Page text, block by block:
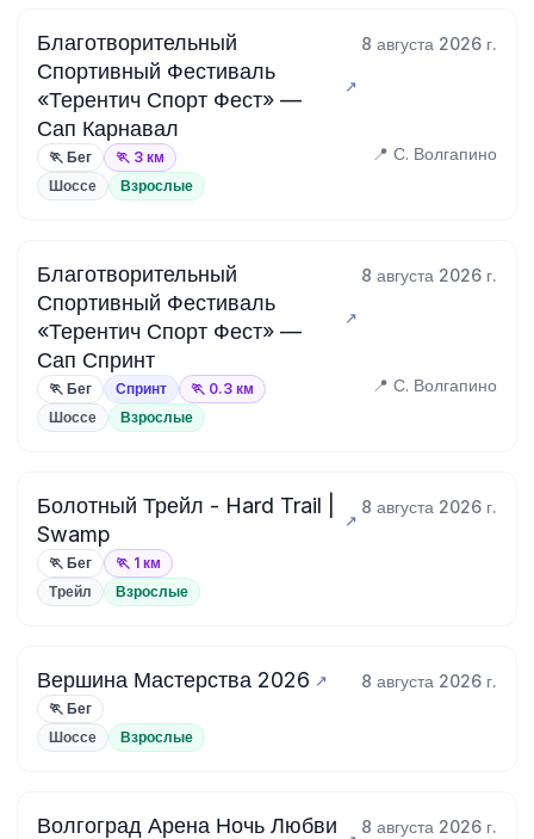
Благотворительный
Спортивный Фестиваль
«Терентич Спорт Фест» —
Сап Карнавал
8 августа 2026 г.
🏃 Бег 🏃 3 км 📍 С. Волгапино
Шоссе Взрослые
Благотворительный
Спортивный Фестиваль
«Терентич Спорт Фест» —
Сап Спринт
8 августа 2026 г.
🏃 Бег Спринт 🏃 0.3 км 📍 С. Волгапино
Шоссе Взрослые
Болотный Трейл - Hard Trail |
Swamp
8 августа 2026 г.
🏃 Бег
🏃 1 км
Трейл
Взрослые
Вершина Мастерства 2026 8 августа 2026 г.
🏃 Бег
Шоссе
Взрослые
Волгоград Арена Ночь Любви
8 августа 2026 г.